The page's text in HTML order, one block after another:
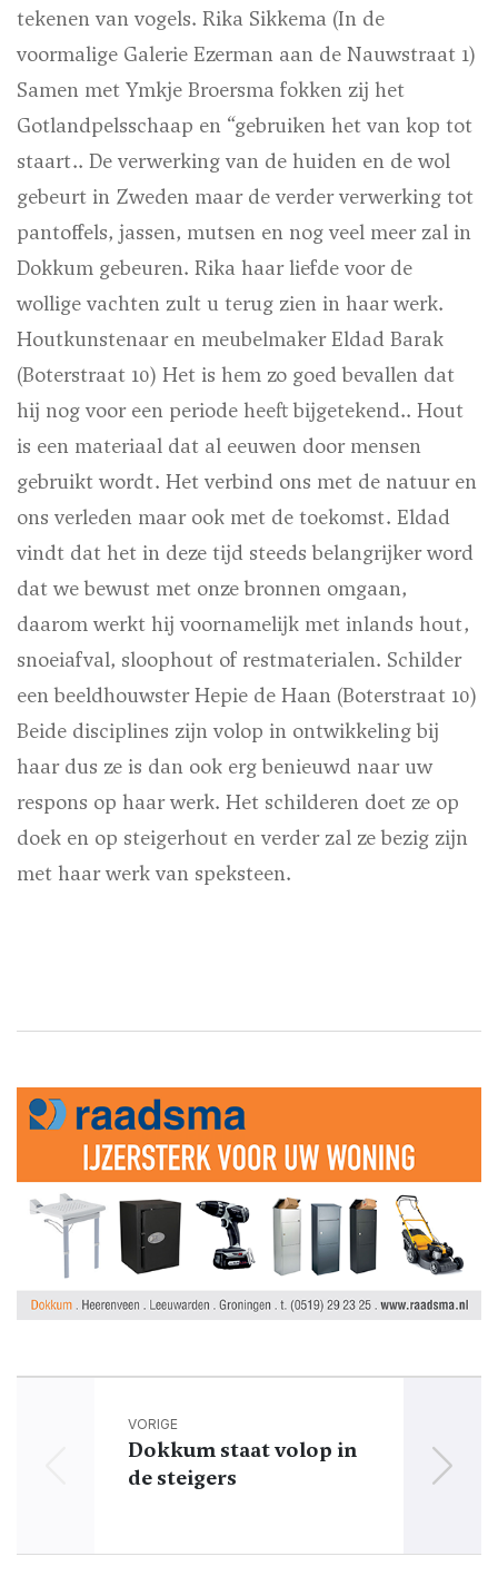
tekenen van vogels. Rika Sikkema (In de
voormalige Galerie Ezerman aan de Nauwstraat 1)
Samen met Ymkje Broersma fokken zij het
Gotlandpelsschaap en “gebruiken het van kop tot
staart.. De verwerking van de huiden en de wol
gebeurt in Zweden maar de verder verwerking tot
pantoffels, jassen, mutsen en nog veel meer zal in
Dokkum gebeuren. Rika haar liefde voor de
wollige vachten zult u terug zien in haar werk.
Houtkunstenaar en meubelmaker Eldad Barak
(Boterstraat 10) Het is hem zo goed bevallen dat
hij nog voor een periode heeft bijgetekend.. Hout
is een materiaal dat al eeuwen door mensen
gebruikt wordt. Het verbind ons met de natuur en
ons verleden maar ook met de toekomst. Eldad
vindt dat het in deze tijd steeds belangrijker word
dat we bewust met onze bronnen omgaan,
daarom werkt hij voornamelijk met inlands hout,
snoeiafval, sloophout of restmaterialen. Schilder
een beeldhouwster Hepie de Haan (Boterstraat 10)
Beide disciplines zijn volop in ontwikkeling bij
haar dus ze is dan ook erg benieuwd naar uw
respons op haar werk. Het schilderen doet ze op
doek en op steigerhout en verder zal ze bezig zijn
met haar werk van speksteen.
VORIGE
Dokkum staat volop in
de steigers